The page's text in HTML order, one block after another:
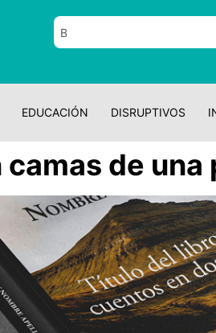
EDUCACIÓN DISRUPTIVOS
de una